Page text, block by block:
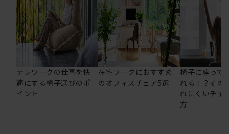
テレワークの仕事を快
適にする椅子選びのポ
イント
在宅ワークにおすすめ
のオフィスチェア5選
椅子に座って
れる！？その
れにくいチェ
方